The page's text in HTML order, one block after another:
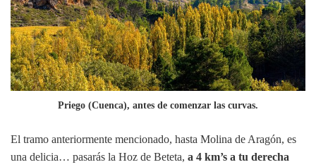
Priego (Cuenca), antes de comenzar las curvas.
El tramo anteriormente mencionado, hasta Molina de Aragón, es
una delicia… pasarás la Hoz de Beteta, a 4 km’s a tu derecha